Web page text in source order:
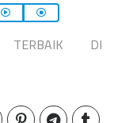
TERBAIK DI